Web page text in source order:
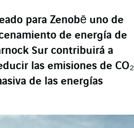
para Zenobē uno de
de energía de
Sur contribuirá a
las emisiones de CO₂
de las energías